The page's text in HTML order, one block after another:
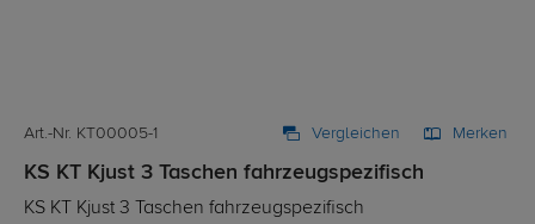
Art.-Nr. KT00005-1 Vergleichen Merken
KS KT Kjust 3 Taschen fahrzeugspezifisch
KS KT Kjust 3 Taschen fahrzeugspezifisch